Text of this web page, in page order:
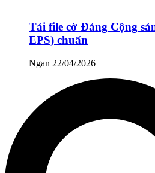
Tải file cờ Đảng Cộng
EPS) chuẩn
Ngan 22/04/2026